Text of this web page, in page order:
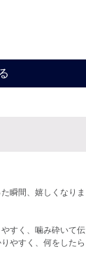
瞬間、嬉しくなりま
すく、噛み砕いて伝
やすく、何をしたら